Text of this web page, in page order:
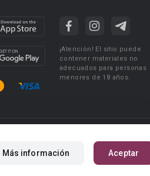
Más información Aceptar
¡Atención! El sitio puede
contener materiales no
adecuados para personas
menores de 18 años.
Reglas para la publicación de libros